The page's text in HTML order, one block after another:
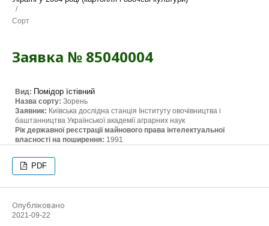
/
Сорт
Заявка № 85040004
Вид: Помідор їстівний
Назва сорту: Зорень
Заявник: Київська дослідна станція Інституту овочівництва і
баштанництва Української академії аграрних наук
Рік державної реєстрації майнового права інтелектуальної
власності на поширення: 1991
PDF
Опубліковано
2021-09-22